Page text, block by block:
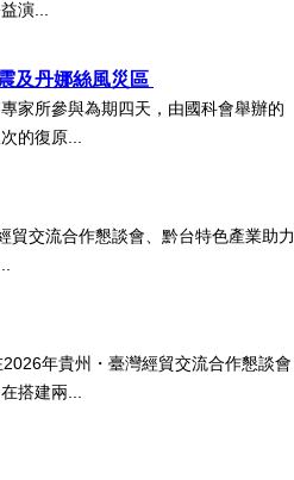
演...
及丹娜絲風災區
家所參與為期四天，由國科會舉辦的
的復原...
貿交流合作懇談會、黔台特色產業助力
年貴州・臺灣經貿交流合作懇談會
搭建兩...